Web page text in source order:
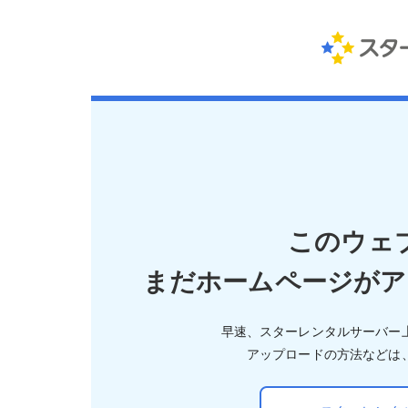
このウェ
まだホームページが
早速、スターレンタルサーバー
アップロードの方法などは